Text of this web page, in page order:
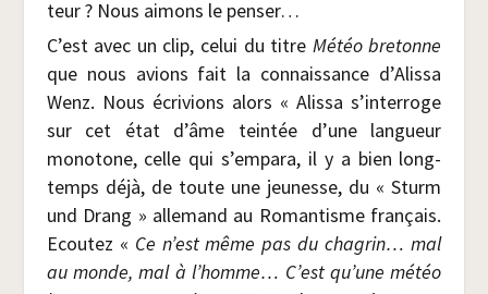
teur ? Nous aimons le penser…
C’est avec un clip, celui du titre Météo bre­tonne
que nous avions fait la connais­sance d’Alissa
Wenz. Nous écri­vions alors « Alis­sa s’interroge
sur cet état d’âme tein­tée d’une lan­gueur
mono­tone, celle qui s’empara, il y a bien long­
temps déjà, de toute une jeu­nesse, du « Sturm
und Drang » alle­mand au Roman­tisme fran­çais.
Ecou­tez « Ce n’est même pas du cha­grin… mal
au monde, mal à l’homme… C’est qu’une météo